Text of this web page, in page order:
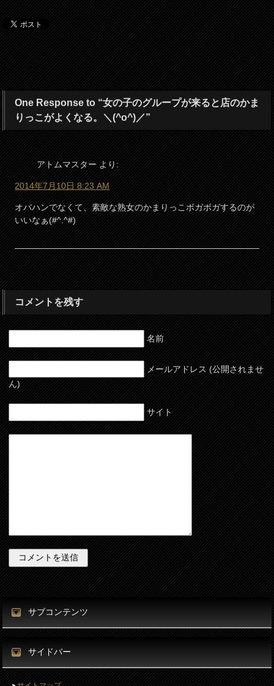
One Response to “女の子のグループが来ると店のかま
りっこがよくなる。＼(^o^)／”
アトムマスター より:
2014年7月10日 8:23 AM
オバハンでなくて、素敵な熟女のかまりっこボガボガするのが
いいなぁ(#^.^#)
コメントを残す
名前
メールアドレス (公開されませ
ん)
サイト
サブコンテンツ
サイドバー